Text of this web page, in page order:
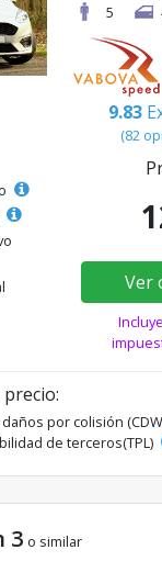
5
9.83
(82
Ver
por colisión
de terceros(TPL)
3 o similar